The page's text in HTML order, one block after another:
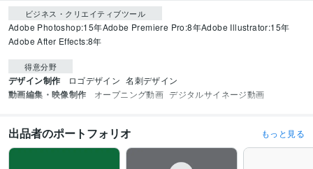
ビジネス・クリエイティブツール
Adobe Photoshop:15年Adobe Premiere Pro:8年Adobe Illustrator:15年
Adobe After Effects:8年
得意分野
デザイン制作 ロゴデザイン 名刺デザイン
動画編集・映像制作 オープニング動画 デジタルサイネージ動画
出品者のポートフォリオ もっと見る